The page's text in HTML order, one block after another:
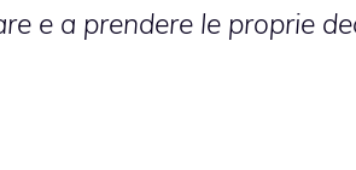
e a prendere le proprie